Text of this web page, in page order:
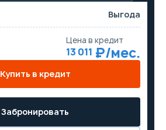
Выгода
Цена в кредит
13 011
Купить в кредит
Забронировать